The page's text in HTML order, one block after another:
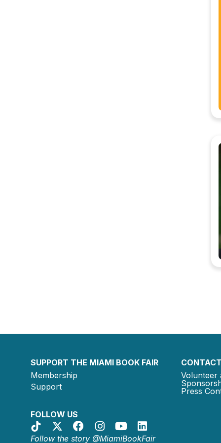
SUPPORT THE MIAMI BOOK FAIR
Membership
Support
FOLLOW US
Follow the story @MiamiBookFair
Volunteer
Press